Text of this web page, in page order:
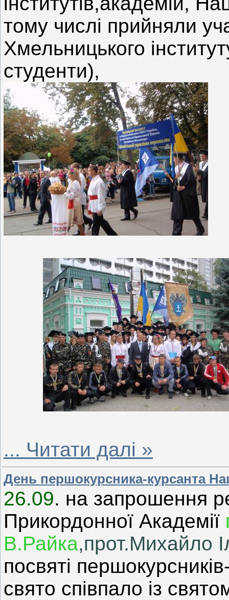
тому числі прийняли
Хмельницького
студенти),
... Читати далі »
День першокурсника-курсанта
26.09. на запрошення
Прикордонної Академії
В.Райка,прот.Михайло
посвяті
свято співпало із